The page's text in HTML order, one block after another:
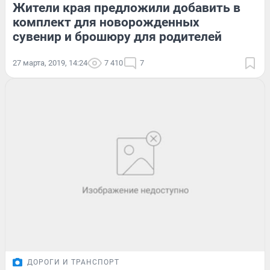
Жители края предложили добавить в
комплект для новорожденных
сувенир и брошюру для родителей
27 марта, 2019, 14:24 7 410 7
ДОРОГИ И ТРАНСПОРТ